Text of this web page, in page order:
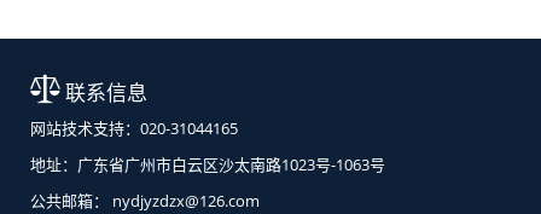
联系信息
网站技术支持：020-31044165
地址：广东省广州市白云区沙太南路1023号-1063号
公共邮箱： nydjyzdzx@126.com